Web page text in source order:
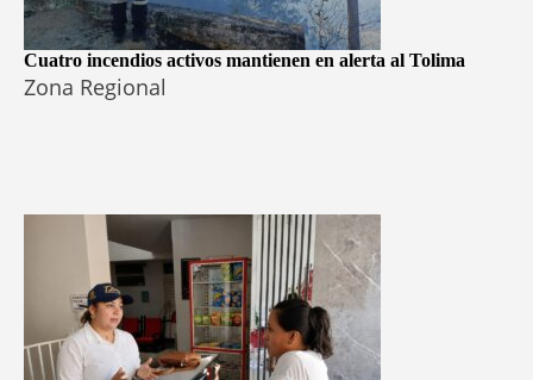
Cuatro incendios activos mantienen en alerta al Tolima
Zona Regional